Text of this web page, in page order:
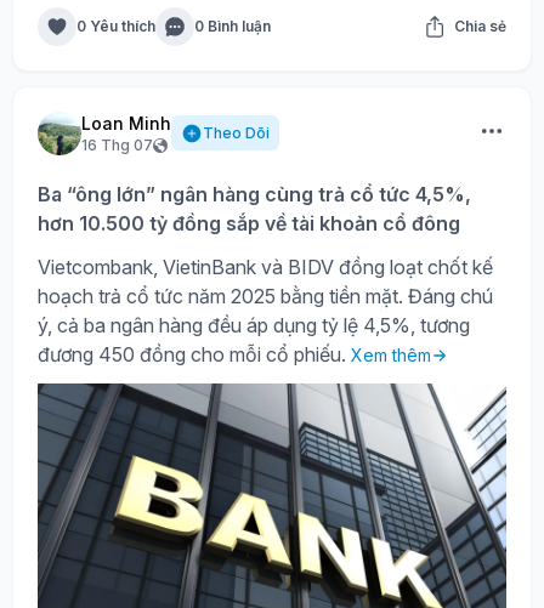
0 Yêu thích 0 Bình luận Chia sẻ
Loan Minh
16 Thg 07
Theo Dõi
Ba “ông lớn” ngân hàng cùng trả cổ tức 4,5%,
hơn 10.500 tỷ đồng sắp về tài khoản cổ đông
Vietcombank, VietinBank và BIDV đồng loạt chốt kế
hoạch trả cổ tức năm 2025 bằng tiền mặt. Đáng chú
ý, cả ba ngân hàng đều áp dụng tỷ lệ 4,5%, tương
đương 450 đồng cho mỗi cổ phiếu. Xem thêm